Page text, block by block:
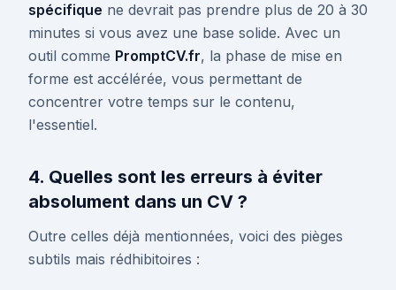
spécifique ne devrait pas prendre plus de 20 à 30
minutes si vous avez une base solide. Avec un
outil comme PromptCV.fr, la phase de mise en
forme est accélérée, vous permettant de
concentrer votre temps sur le contenu,
l'essentiel.
4. Quelles sont les erreurs à éviter
absolument dans un CV ?
Outre celles déjà mentionnées, voici des pièges
subtils mais rédhibitoires :